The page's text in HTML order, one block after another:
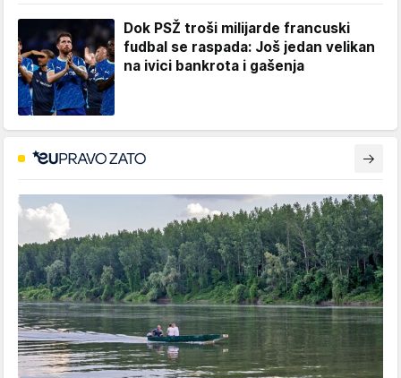
Dok PSŽ troši milijarde francuski
fudbal se raspada: Još jedan velikan
na ivici bankrota i gašenja